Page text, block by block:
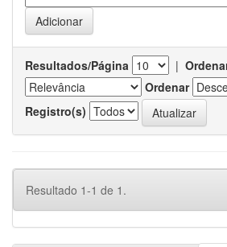
Resultados/Página |
Ordenar
Registro(s)
Resultado 1-1 de 1.